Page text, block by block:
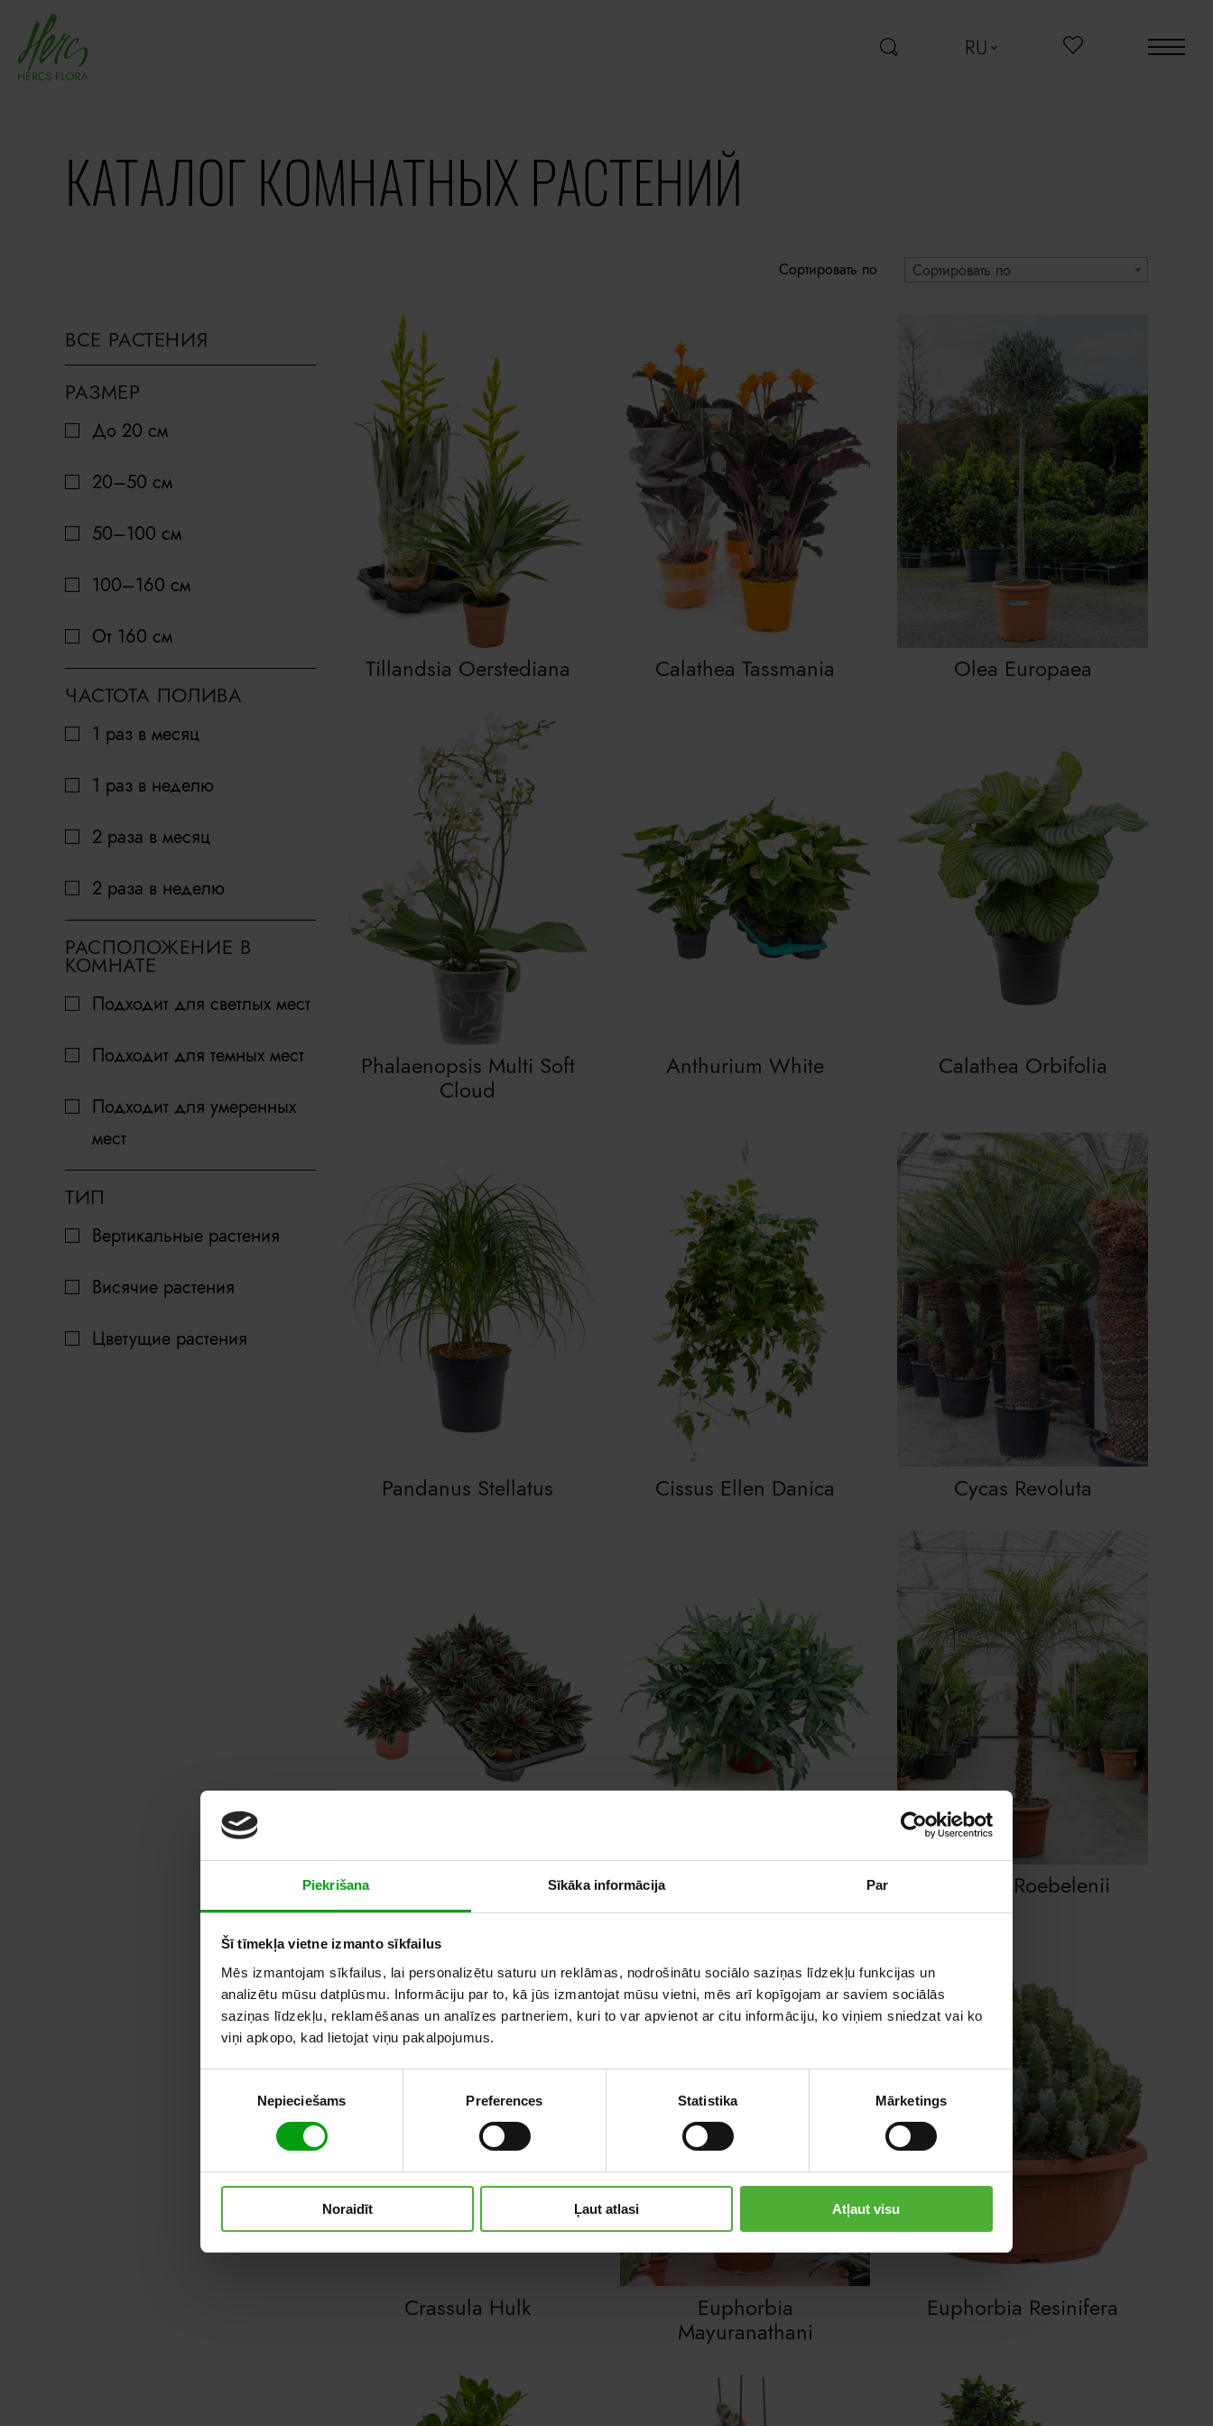
Piekrišana Sīkāka informācija Par
Šī tīmekļa vietne izmanto sīkfailus
Mēs izmantojam sīkfailus, lai personalizētu saturu un reklāmas, nodrošinātu sociālo saziņas līdzekļu funkcijas un
analizētu mūsu datplūsmu. Informāciju par to, kā jūs izmantojat mūsu vietni, mēs arī kopīgojam ar saviem sociālās
saziņas līdzekļu, reklamēšanas un analīzes partneriem, kuri to var apvienot ar citu informāciju, ko viņiem sniedzat vai ko
viņi apkopo, kad lietojat viņu pakalpojumus.
Nepieciešams Preferences Statistika Mārketings
Noraidīt Ļaut atlasi Atļaut visu
RU
КАТАЛОГ КОМНАТНЫХ РАСТЕНИЙ
ВСЕ РАСТЕНИЯ
РАЗМЕР
До 20 cм
20–50 cм
50–100 cм
100–160 cм
От 160 см
ЧАСТОТА ПОЛИВА
1 раз в месяц
1 раз в неделю
2 раза в месяц
2 раза в неделю
РАСПОЛОЖЕНИЕ В
КОМНАТЕ
Подходит для светлых мест
Подходит для темных мест
Подходит для умеренных
мест
ТИП
Вертикальные растения
Висячие растения
Цветущие растения
Сортировать по Сортировать по
Tillandsia Oerstediana Calathea Tassmania Olea Europaea
Phalaenopsis Multi Soft
Cloud
Anthurium White Calathea Orbifolia
Pandanus Stellatus Cissus Ellen Danica Cycas Revoluta
Peperomia Caperata
Rosso
Phlebodium Blue Star Phoenix Roebelenii
Crassula Hulk
Euphorbia
Mayuranathani
Euphorbia Resinifera